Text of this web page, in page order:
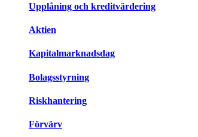
Upplåning och kreditvärdering
Aktien
Kapitalmarknadsdag
Bolagsstyrning
Riskhantering
Förvärv